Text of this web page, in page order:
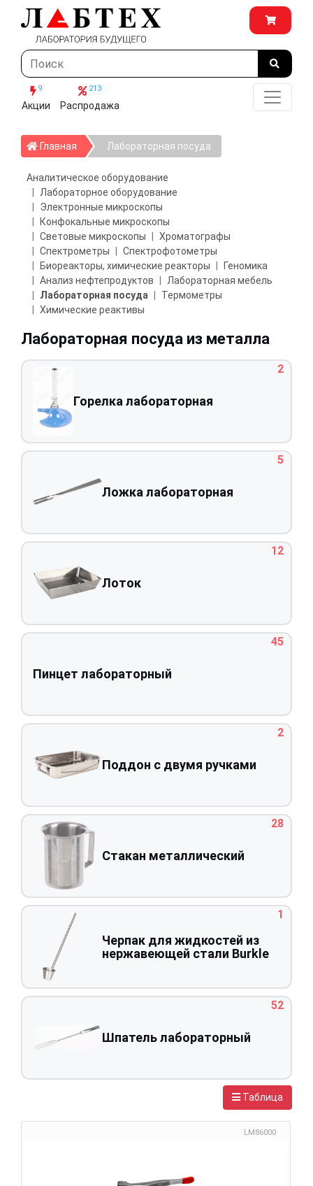
9
Акции
213
Распродажа
Главная ГлавнаяЛабораторная посуда
Аналитическое оборудование
Лабораторное оборудование
Электронные микроскопы
Конфокальные микроскопы
Световые микроскопы
Хроматографы
Спектрометры
Спектрофотометры
Биореакторы, химические реакторы
Геномика
Анализ нефтепродуктов
Лабораторная мебель
Лабораторная посуда
Термометры
Химические реактивы
Лабораторная посуда из металла
Горелка лабораторная
2
Ложка лабораторная
5
Лоток
12
Пинцет лабораторный
45
Поддон с двумя ручками
2
Стакан металлический
28
Черпак для жидкостей из
нержавеющей стали Burkle
1
Шпатель лабораторный
52
Таблица
LM86000